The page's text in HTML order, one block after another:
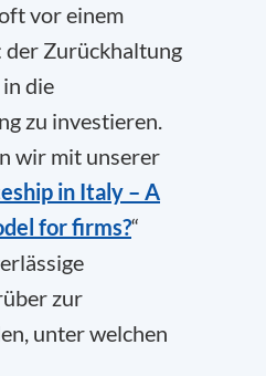
vor einem
Zurückhaltung
die
zu investieren.
wir mit unserer
in Italy – A
for firms?“
zur
unter welchen